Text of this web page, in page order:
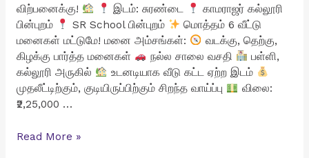
விற்பனைக்கு!
இடம்: சுரண்டை
காமராஜர் கல்லூரி
பின்புறம்
SR School பின்புறம்
மொத்தம் 6 வீட்டு
மனைகள் மட்டுமே! மனை அம்சங்கள்:
வடக்கு, தெற்கு,
கிழக்கு பார்த்த மனைகள்
நல்ல சாலை வசதி
பள்ளி,
கல்லூரி அருகில்
உடனடியாக வீடு கட்ட ஏற்ற இடம்
முதலீட்டிற்கும், குடியிருப்பிற்கும் சிறந்த வாய்ப்பு
விலை:
₹2,25,000 …
சுரண்டையில்
Read More »